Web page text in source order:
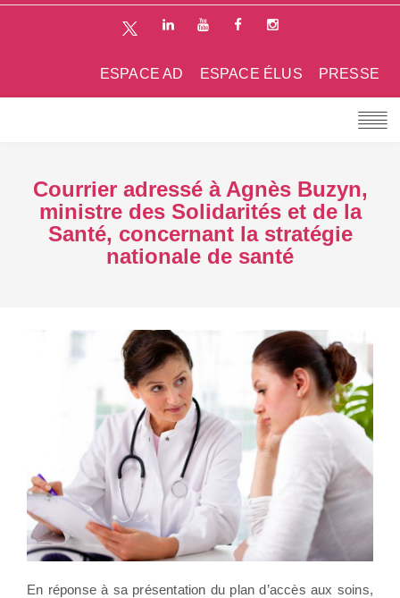
PRESSE
ESPACE ÉLUS
ESPACE AD
Courrier adressé à Agnès Buzyn,
ministre des Solidarités et de la
Santé, concernant la stratégie
nationale de santé
En réponse à sa présentation du plan d’accès aux soins,